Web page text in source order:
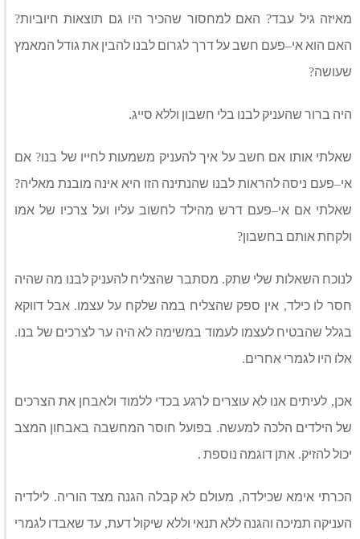
מאיזה גיל עבד? האם למחסור שהכיר היו גם תוצאות חיוביות?
האם הוא אי–פעם חשב על דרך לגרום לבנו להבין את גודל המאמץ
שעושה?
היה ברור שהעניק לבנו בלי חשבון וללא סייג.
שאלתי אותו אם חשב על איך להעניק משמעות לחייו של בנו? אם
אי–פעם ניסה להראות לבנו שהנתינה הזו היא אינה מובנת מאליה?
שאלתי אם אי–פעם דרש מהילד לחשוב עליו ועל צרכיו של אמו
ולקחת אותם בחשבון?
לנוכח השאלות שלי שתק. מסתבר שהצליח להעניק לבנו מה שהיה
חסר לו כילד, אין ספק שהצליח במה שלקח על עצמו.אבל דווקא
בגלל שהבטיח לעצמו לעמוד במשימה לא היה ער לצרכים של בנו.
אלו היו לגמרי אחרים.
אכן, לעיתים אנו לא עוצרים לרגע בכדי ללמוד ולאבחן את הצרכים
של הילדים הלכה למעשה. בפועל חוסר המחשבה באבחון המצב
יכול להזיק. אתן דוגמה נוספת .
הכרתי אימא שכילדה, מעולם לא קבלה הגנה מצד הוריה. לילדיה
העניקה תמיכה והגנה ללא תנאי וללא שיקול דעת, עד שאבדו לגמרי